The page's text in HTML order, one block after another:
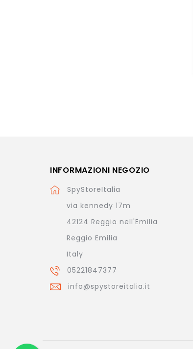
INFORMAZIONI NEGOZIO
SpyStoreItalia
via kennedy 17m
42124 Reggio nell'Emilia
Reggio Emilia
Italy
05221847377
info@spystoreitalia.it